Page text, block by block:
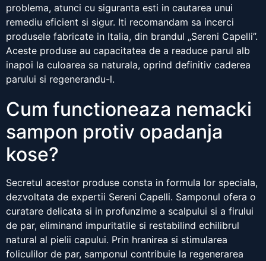
problema, atunci cu siguranta esti in cautarea unui
remediu eficient si sigur. Iti recomandam sa incerci
produsele fabricate in Italia, din brandul „Sereni Capelli”.
Aceste produse au capacitatea de a readuce parul alb
inapoi la culoarea sa naturala, oprind definitiv caderea
parului si regenerandu-l.
Cum functioneaza nemacki
sampon protiv opadanja
kose?
Secretul acestor produse consta in formula lor speciala,
dezvoltata de expertii Sereni Capelli. Samponul ofera o
curatare delicata si in profunzime a scalpului si a firului
de par, eliminand impuritatile si restabilind echilibrul
natural al pielii capului. Prin hranirea si stimularea
foliculilor de par, samponul contribuie la regenerarea